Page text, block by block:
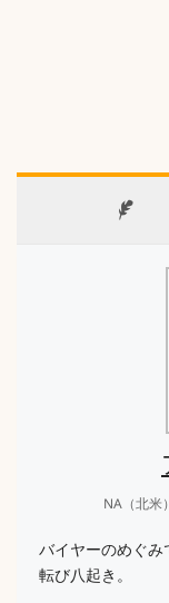
NA（北米
バイヤーのめぐ
転び八起き。